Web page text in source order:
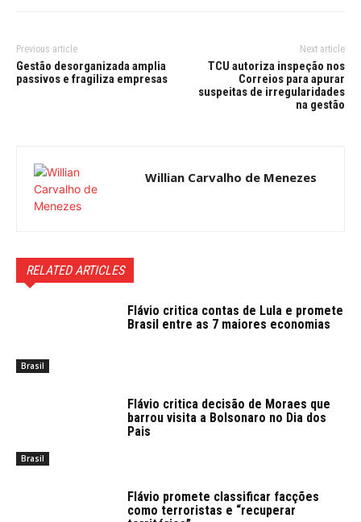
Previous article
Gestão desorganizada amplia
passivos e fragiliza empresas
Next article
TCU autoriza inspeção nos
Correios para apurar
suspeitas de irregularidades
na gestão
Willian Carvalho de Menezes
RELATED ARTICLES
Brasil
Flávio critica contas de Lula e promete
Brasil entre as 7 maiores economias
Brasil
Flávio critica decisão de Moraes que
barrou visita a Bolsonaro no Dia dos
Pais
Flávio promete classificar facções
como terroristas e “recuperar